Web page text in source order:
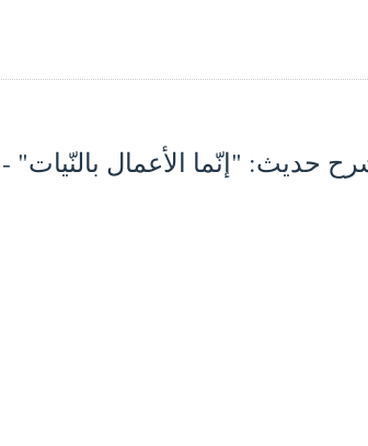
(7) تابع شرح حديث: "إنّما الأعمال بالنّيات" -